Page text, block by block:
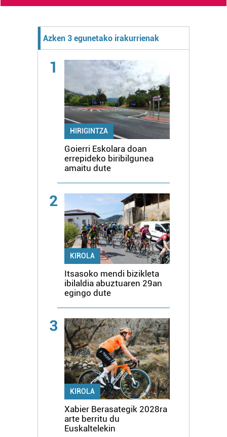
Azken 3 egunetako irakurrienak
1
HIRIGINTZA
Goierri Eskolara doan
errepideko biribilgunea
amaitu dute
2
KIROLA
Itsasoko mendi bizikleta
ibilaldia abuztuaren 29an
egingo dute
3
KIROLA
Xabier Berasategik 2028ra
arte berritu du
Euskaltelekin